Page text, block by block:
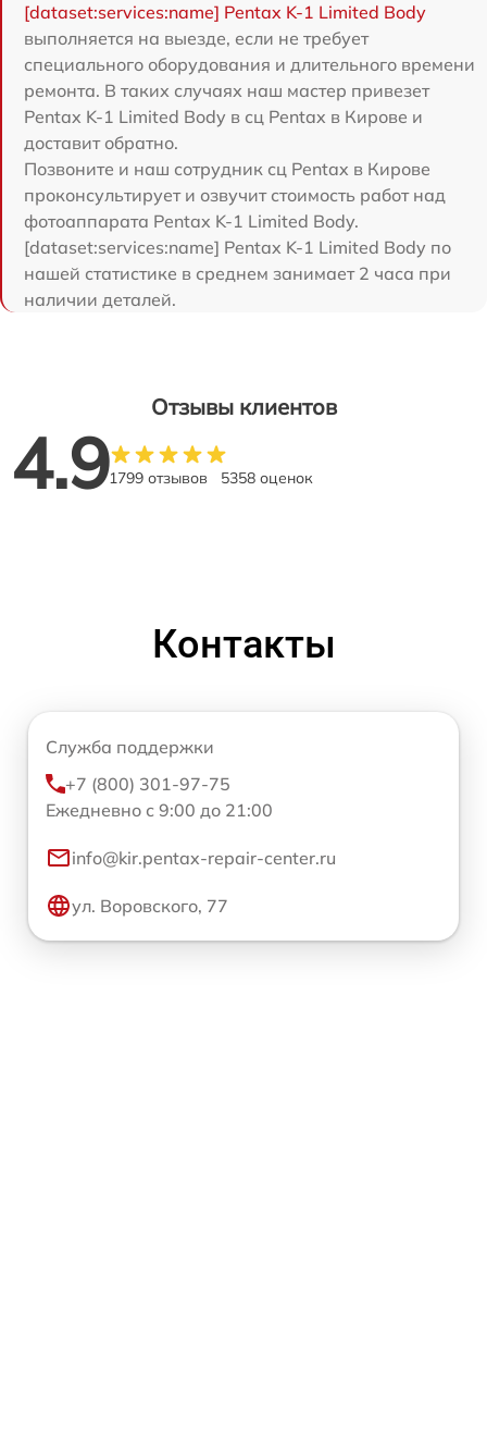
[dataset:services:name] Pentax K-1 Limited Body
выполняется на выезде, если не требует
специального оборудования и длительного времени
ремонта. В таких случаях наш мастер привезет
Pentax K-1 Limited Body в сц Pentax в Кирове и
доставит обратно.
Позвоните и наш сотрудник сц Pentax в Кирове
проконсультирует и озвучит стоимость работ над
фотоаппарата Pentax K-1 Limited Body.
[dataset:services:name] Pentax K-1 Limited Body по
нашей статистике в среднем занимает 2 часа при
наличии деталей.
Отзывы клиентов
4.91799 отзывов 5358 оценок
Контакты
Служба поддержки
+7 (800) 301-97-75
Ежедневно с 9:00 до 21:00
info@kir.pentax-repair-center.ru
ул. Воровского, 77